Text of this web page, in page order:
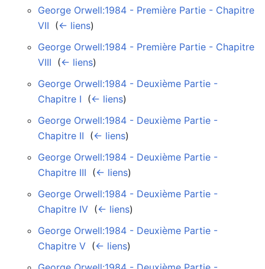
George Orwell:1984 - Première Partie - Chapitre
VII (← liens)
George Orwell:1984 - Première Partie - Chapitre
VIII (← liens)
George Orwell:1984 - Deuxième Partie -
Chapitre I (← liens)
George Orwell:1984 - Deuxième Partie -
Chapitre II (← liens)
George Orwell:1984 - Deuxième Partie -
Chapitre III (← liens)
George Orwell:1984 - Deuxième Partie -
Chapitre IV (← liens)
George Orwell:1984 - Deuxième Partie -
Chapitre V (← liens)